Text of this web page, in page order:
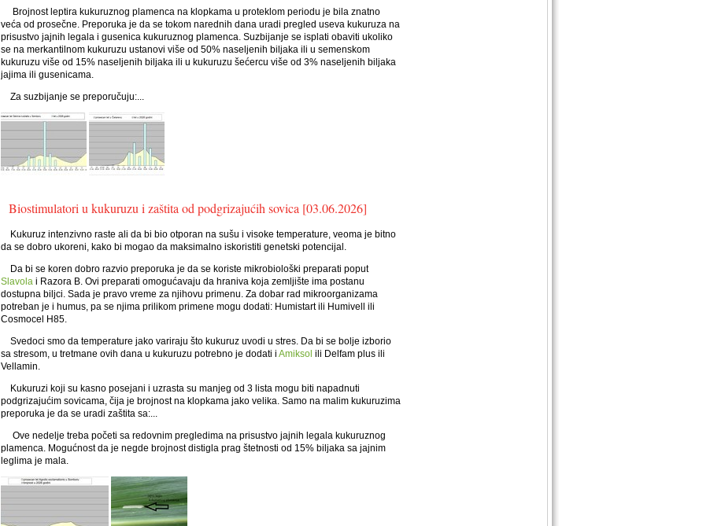
Brojnost leptira kukuruznog plamenca na klopkama u proteklom periodu je bila znatno
veća od prosečne. Preporuka je da se tokom narednih dana uradi pregled useva kukuruza na
prisustvo jajnih legala i gusenica kukuruznog plamenca. Suzbijanje se isplati obaviti ukoliko
se na merkantilnom kukuruzu ustanovi više od 50% naseljenih biljaka ili u semenskom
kukuruzu više od 15% naseljenih biljaka ili u kukuruzu šećercu više od 3% naseljenih biljaka
jajima ili gusenicama.
Za suzbijanje se preporučuju:...
Biostimulatori u kukuruzu i zaštita od podgrizajućih sovica [03.06.2026]
Kukuruz intenzivno raste ali da bi bio otporan na sušu i visoke temperature, veoma je bitno
da se dobro ukoreni, kako bi mogao da maksimalno iskoristiti genetski potencijal.
Da bi se koren dobro razvio preporuka je da se koriste mikrobiološki preparati poput
Slavola i Razora B. Ovi preparati omogućavaju da hraniva koja zemljište ima postanu
dostupna biljci. Sada je pravo vreme za njihovu primenu. Za dobar rad mikroorganizama
potreban je i humus, pa se njima prilikom primene mogu dodati: Humistart ili Humivell ili
Cosmocel H85.
Svedoci smo da temperature jako variraju što kukuruz uvodi u stres. Da bi se bolje izborio
sa stresom, u tretmane ovih dana u kukuruzu potrebno je dodati i Amiksol ili Delfam plus ili
Vellamin.
Kukuruzi koji su kasno posejani i uzrasta su manjeg od 3 lista mogu biti napadnuti
podgrizajućim sovicama, čija je brojnost na klopkama jako velika. Samo na malim kukuruzima
preporuka je da se uradi zaštita sa:...
Ove nedelje treba početi sa redovnim pregledima na prisustvo jajnih legala kukuruznog
plamenca. Mogućnost da je negde brojnost distigla prag štetnosti od 15% biljaka sa jajnim
leglima je mala.